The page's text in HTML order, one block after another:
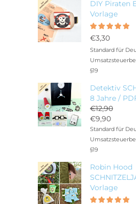
DIY Piraten
Vorlage
mit5.00
von 5
€3,30
Standard für
§19
Detektiv
8 Jahre /
€12,90
Preis
war:
€12,90
€9,90
Aktueller
Preis
ist:
Standard für
§19
Robin Hood
Vorlage